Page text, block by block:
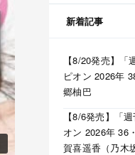
新着記事
【8/20発売】「
ピオン 2026年
郷柚巴
【8/6発売】「
オン 2026年 36
賀喜遥香（乃木